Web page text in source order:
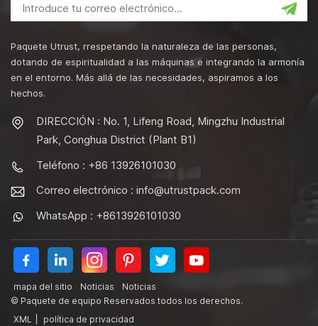
Paquete Utrust, rrespetando la naturaleza de las personas,
dotando de espiritualidad a las máquinas e integrando la armonía
en el entorno. Más allá de las necesidades, aspiramos a los
hechos.
DIRECCIÓN : No. 1, Lifeng Road, Mingzhu Industrial
Park, Conghua District (Plant B1)
Teléfono : +86 13926101030
Correo electrónico : info@utrustpack.com
WhatsApp : +8613926101030
mapa del sitio Noticias
Noticias
© Paquete de equipo Reservados todos los derechos.
XML
política de privacidad